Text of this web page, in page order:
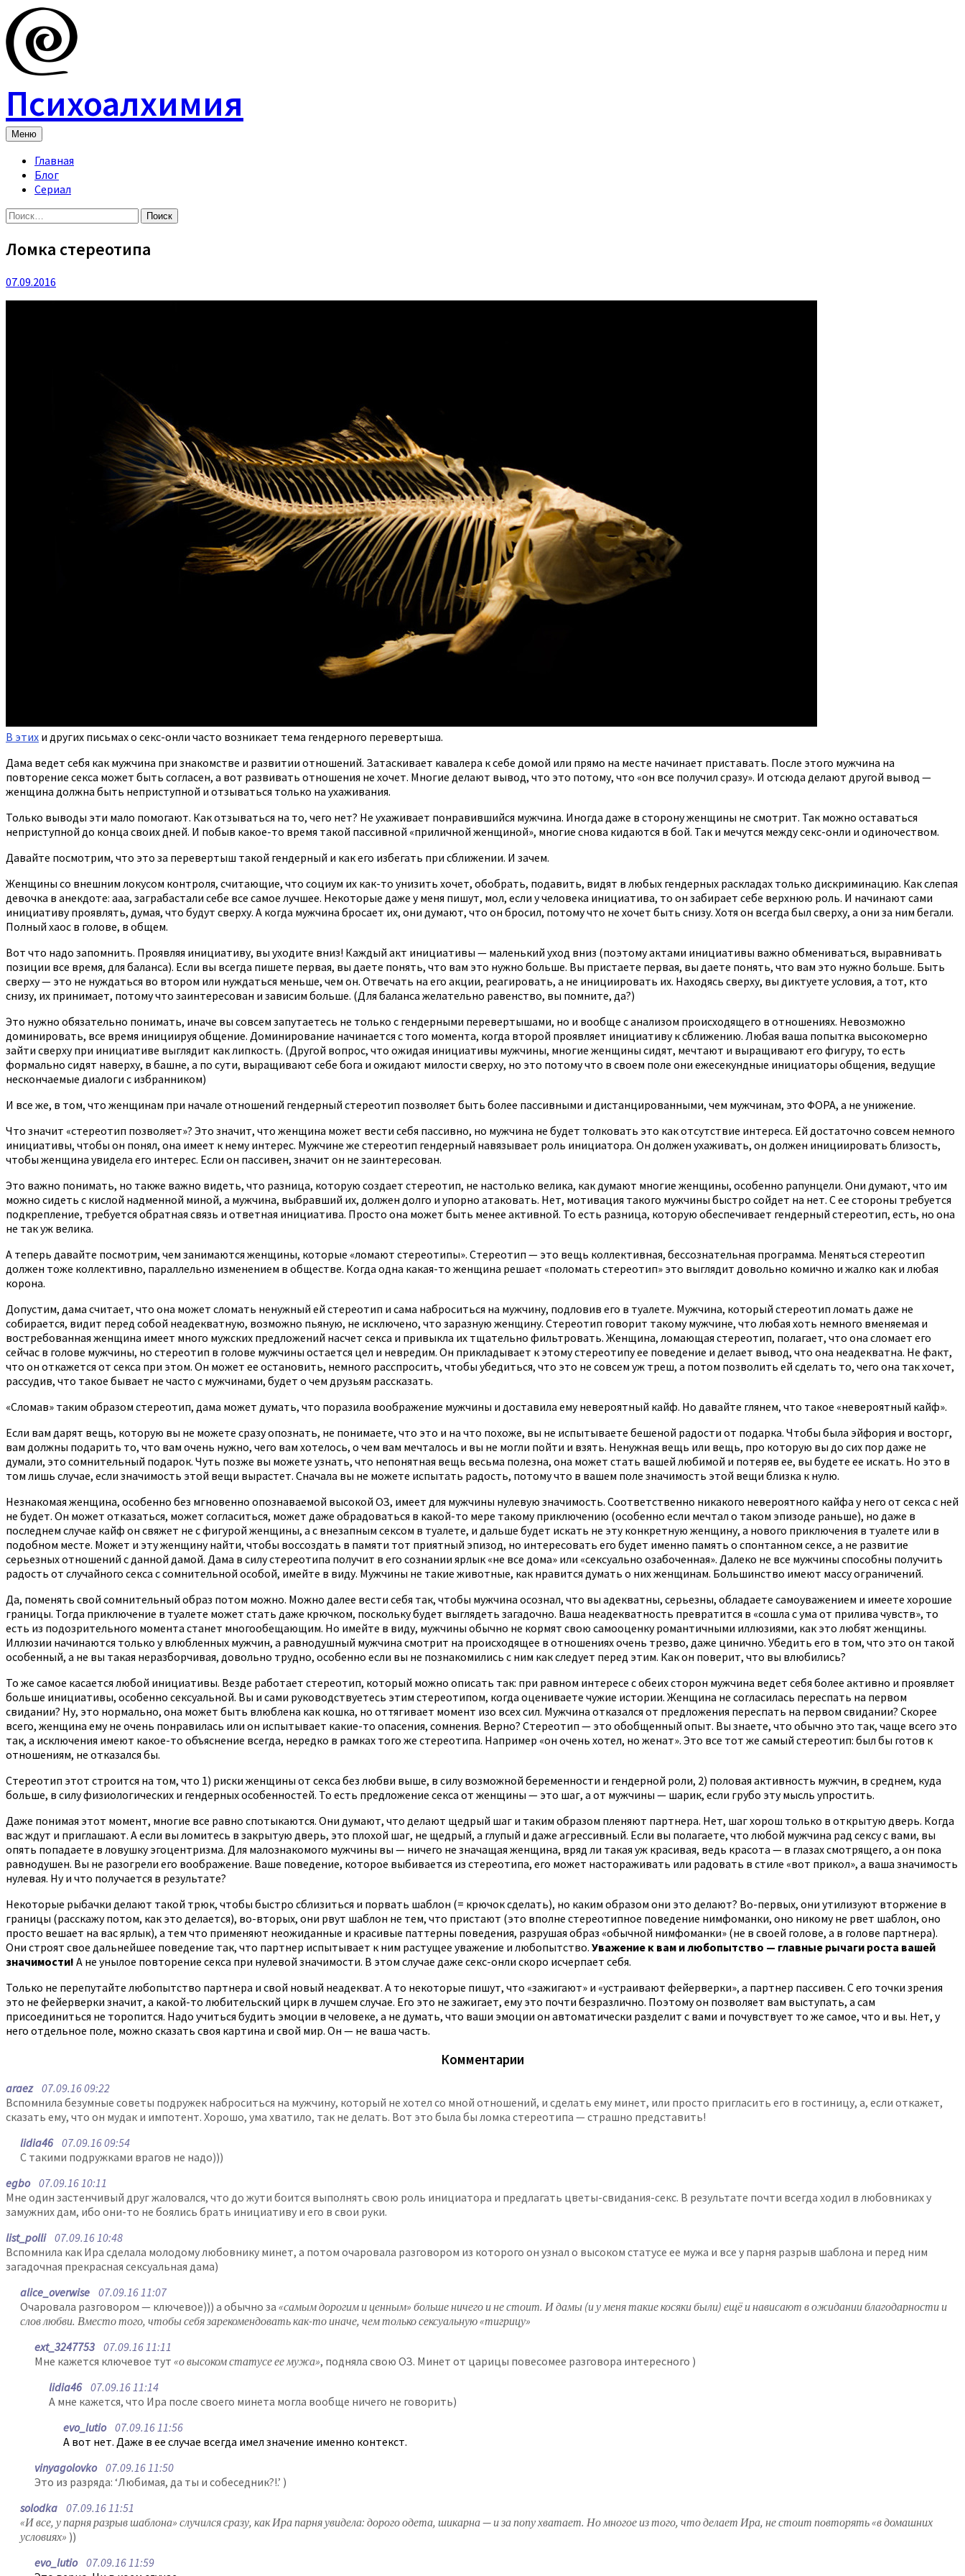
Skip
to
content
Психоалхимия
Меню
Главная
Блог
Сериал
Найти:
Ломка стереотипа
07.09.2016
В этих и других письмах о секс-онли часто возникает тема гендерного перевертыша.
Дама ведет себя как мужчина при знакомстве и развитии отношений. Затаскивает кавалера к себе домой или прямо на месте начинает приставать. После этого мужчина на
повторение секса может быть согласен, а вот развивать отношения не хочет. Многие делают вывод, что это потому, что «он все получил сразу». И отсюда делают другой вывод —
женщина должна быть неприступной и отзываться только на ухаживания.
Только выводы эти мало помогают. Как отзываться на то, чего нет? Не ухаживает понравившийся мужчина. Иногда даже в сторону женщины не смотрит. Так можно оставаться
неприступной до конца своих дней. И побыв какое-то время такой пассивной «приличной женщиной», многие снова кидаются в бой. Так и мечутся между секс-онли и одиночеством.
Давайте посмотрим, что это за перевертыш такой гендерный и как его избегать при сближении. И зачем.
Женщины со внешним локусом контроля, считающие, что социум их как-то унизить хочет, обобрать, подавить, видят в любых гендерных раскладах только дискриминацию. Как слепая
девочка в анекдоте: ааа, заграбастали себе все самое лучшее. Некоторые даже у меня пишут, мол, если у человека инициатива, то он забирает себе верхнюю роль. И начинают сами
инициативу проявлять, думая, что будут сверху. А когда мужчина бросает их, они думают, что он бросил, потому что не хочет быть снизу. Хотя он всегда был сверху, а они за ним бегали.
Полный хаос в голове, в общем.
Вот что надо запомнить. Проявляя инициативу, вы уходите вниз! Каждый акт инициативы — маленький уход вниз (поэтому актами инициативы важно обмениваться, выравнивать
позиции все время, для баланса). Если вы всегда пишете первая, вы даете понять, что вам это нужно больше. Вы пристаете первая, вы даете понять, что вам это нужно больше. Быть
сверху — это не нуждаться во втором или нуждаться меньше, чем он. Отвечать на его акции, реагировать, а не инициировать их. Находясь сверху, вы диктуете условия, а тот, кто
снизу, их принимает, потому что заинтересован и зависим больше. (Для баланса желательно равенство, вы помните, да?)
Это нужно обязательно понимать, иначе вы совсем запутаетесь не только с гендерными перевертышами, но и вообще с анализом происходящего в отношениях. Невозможно
доминировать, все время инициируя общение. Доминирование начинается с того момента, когда второй проявляет инициативу к сближению. Любая ваша попытка высокомерно
зайти сверху при инициативе выглядит как липкость. (Другой вопрос, что ожидая инициативы мужчины, многие женщины сидят, мечтают и выращивают его фигуру, то есть
формально сидят наверху, в башне, а по сути, выращивают себе бога и ожидают милости сверху, но это потому что в своем поле они ежесекундные инициаторы общения, ведущие
нескончаемые диалоги с избранником)
И все же, в том, что женщинам при начале отношений гендерный стереотип позволяет быть более пассивными и дистанцированными, чем мужчинам, это ФОРА, а не унижение.
Что значит «стереотип позволяет»? Это значит, что женщина может вести себя пассивно, но мужчина не будет толковать это как отсутствие интереса. Ей достаточно совсем немного
инициативы, чтобы он понял, она имеет к нему интерес. Мужчине же стереотип гендерный навязывает роль инициатора. Он должен ухаживать, он должен инициировать близость,
чтобы женщина увидела его интерес. Если он пассивен, значит он не заинтересован.
Это важно понимать, но также важно видеть, что разница, которую создает стереотип, не настолько велика, как думают многие женщины, особенно рапунцели. Они думают, что им
можно сидеть с кислой надменной миной, а мужчина, выбравший их, должен долго и упорно атаковать. Нет, мотивация такого мужчины быстро сойдет на нет. С ее стороны требуется
подкрепление, требуется обратная связь и ответная инициатива. Просто она может быть менее активной. То есть разница, которую обеспечивает гендерный стереотип, есть, но она
не так уж велика.
А теперь давайте посмотрим, чем занимаются женщины, которые «ломают стереотипы». Стереотип — это вещь коллективная, бессознательная программа. Меняться стереотип
должен тоже коллективно, параллельно изменением в обществе. Когда одна какая-то женщина решает «поломать стереотип» это выглядит довольно комично и жалко как и любая
корона.
Допустим, дама считает, что она может сломать ненужный ей стереотип и сама наброситься на мужчину, подловив его в туалете. Мужчина, который стереотип ломать даже не
собирается, видит перед собой неадекватную, возможно пьяную, не исключено, что заразную женщину. Стереотип говорит такому мужчине, что любая хоть немного вменяемая и
востребованная женщина имеет много мужских предложений насчет секса и привыкла их тщательно фильтровать. Женщина, ломающая стереотип, полагает, что она сломает его
сейчас в голове мужчины, но стереотип в голове мужчины остается цел и невредим. Он прикладывает к этому стереотипу ее поведение и делает вывод, что она неадекватна. Не факт,
что он откажется от секса при этом. Он может ее остановить, немного расспросить, чтобы убедиться, что это не совсем уж треш, а потом позволить ей сделать то, чего она так хочет,
рассудив, что такое бывает не часто с мужчинами, будет о чем друзьям рассказать.
«Сломав» таким образом стереотип, дама может думать, что поразила воображение мужчины и доставила ему невероятный кайф. Но давайте глянем, что такое «невероятный кайф».
Если вам дарят вещь, которую вы не можете сразу опознать, не понимаете, что это и на что похоже, вы не испытываете бешеной радости от подарка. Чтобы была эйфория и восторг,
вам должны подарить то, что вам очень нужно, чего вам хотелось, о чем вам мечталось и вы не могли пойти и взять. Ненужная вещь или вещь, про которую вы до сих пор даже не
думали, это сомнительный подарок. Чуть позже вы можете узнать, что непонятная вещь весьма полезна, она может стать вашей любимой и потеряв ее, вы будете ее искать. Но это в
том лишь случае, если значимость этой вещи вырастет. Сначала вы не можете испытать радость, потому что в вашем поле значимость этой вещи близка к нулю.
Незнакомая женщина, особенно без мгновенно опознаваемой высокой ОЗ, имеет для мужчины нулевую значимость. Соответственно никакого невероятного кайфа у него от секса с ней
не будет. Он может отказаться, может согласиться, может даже обрадоваться в какой-то мере такому приключению (особенно если мечтал о таком эпизоде раньше), но даже в
последнем случае кайф он свяжет не с фигурой женщины, а с внезапным сексом в туалете, и дальше будет искать не эту конкретную женщину, а нового приключения в туалете или в
подобном месте. Может и эту женщину найти, чтобы воссоздать в памяти тот приятный эпизод, но интересовать его будет именно память о спонтанном сексе, а не развитие
серьезных отношений с данной дамой. Дама в силу стереотипа получит в его сознании ярлык «не все дома» или «сексуально озабоченная». Далеко не все мужчины способны получить
радость от случайного секса с сомнительной особой, имейте в виду. Мужчины не такие животные, как нравится думать о них женщинам. Большинство имеют массу ограничений.
Да, поменять свой сомнительный образ потом можно. Можно далее вести себя так, чтобы мужчина осознал, что вы адекватны, серьезны, обладаете самоуважением и имеете хорошие
границы. Тогда приключение в туалете может стать даже крючком, поскольку будет выглядеть загадочно. Ваша неадекватность превратится в «сошла с ума от прилива чувств», то
есть из подозрительного момента станет многообещающим. Но имейте в виду, мужчины обычно не кормят свою самооценку романтичными иллюзиями, как это любят женщины.
Иллюзии начинаются только у влюбленных мужчин, а равнодушный мужчина смотрит на происходящее в отношениях очень трезво, даже цинично. Убедить его в том, что это он такой
особенный, а не вы такая неразборчивая, довольно трудно, особенно если вы не познакомились с ним как следует перед этим. Как он поверит, что вы влюбились?
То же самое касается любой инициативы. Везде работает стереотип, который можно описать так: при равном интересе с обеих сторон мужчина ведет себя более активно и проявляет
больше инициативы, особенно сексуальной. Вы и сами руководствуетесь этим стереотипом, когда оцениваете чужие истории. Женщина не согласилась переспать на первом
свидании? Ну, это нормально, она может быть влюблена как кошка, но оттягивает момент изо всех сил. Мужчина отказался от предложения переспать на первом свидании? Скорее
всего, женщина ему не очень понравилась или он испытывает какие-то опасения, сомнения. Верно? Стереотип — это обобщенный опыт. Вы знаете, что обычно это так, чаще всего это
так, а исключения имеют какое-то объяснение всегда, нередко в рамках того же стереотипа. Например «он очень хотел, но женат». Это все тот же самый стереотип: был бы готов к
отношениям, не отказался бы.
Стереотип этот строится на том, что 1) риски женщины от секса без любви выше, в силу возможной беременности и гендерной роли, 2) половая активность мужчин, в среднем, куда
больше, в силу физиологических и гендерных особенностей. То есть предложение секса от женщины — это шаг, а от мужчины — шарик, если грубо эту мысль упростить.
Даже понимая этот момент, многие все равно спотыкаются. Они думают, что делают щедрый шаг и таким образом пленяют партнера. Нет, шаг хорош только в открытую дверь. Когда
вас ждут и приглашают. А если вы ломитесь в закрытую дверь, это плохой шаг, не щедрый, а глупый и даже агрессивный. Если вы полагаете, что любой мужчина рад сексу с вами, вы
опять попадаете в ловушку эгоцентризма. Для малознакомого мужчины вы — ничего не значащая женщина, вряд ли такая уж красивая, ведь красота — в глазах смотрящего, а он пока
равнодушен. Вы не разогрели его воображение. Ваше поведение, которое выбивается из стереотипа, его может настораживать или радовать в стиле «вот прикол», а ваша значимость
нулевая. Ну и что получается в результате?
Некоторые рыбачки делают такой трюк, чтобы быстро сблизиться и порвать шаблон (= крючок сделать), но каким образом они это делают? Во-первых, они утилизуют вторжение в
границы (расскажу потом, как это делается), во-вторых, они рвут шаблон не тем, что пристают (это вполне стереотипное поведение нимфоманки, оно никому не рвет шаблон, оно
просто вешает на вас ярлык), а тем что применяют неожиданные и красивые паттерны поведения, разрушая образ «обычной нимфоманки» (не в своей голове, а в голове партнера).
Они строят свое дальнейшее поведение так, что партнер испытывает к ним растущее уважение и любопытство. Уважение к вам и любопытство — главные рычаги роста вашей
значимости! А не унылое повторение секса при нулевой значимости. В этом случае даже секс-онли скоро исчерпает себя.
Только не перепутайте любопытство партнера и свой новый неадекват. А то некоторые пишут, что «зажигают» и «устраивают фейерверки», а партнер пассивен. С его точки зрения
это не фейерверки значит, а какой-то любительский цирк в лучшем случае. Его это не зажигает, ему это почти безразлично. Поэтому он позволяет вам выступать, а сам
присоединиться не торопится. Надо учиться будить эмоции в человеке, а не думать, что ваши эмоции он автоматически разделит с вами и почувствует то же самое, что и вы. Нет, у
него отдельное поле, можно сказать своя картина и свой мир. Он — не ваша часть.
Комментарии
araez07.09.16 09:22
Вспомнила безумные советы подружек наброситься на мужчину, который не хотел со мной отношений, и сделать ему минет, или просто пригласить его в гостиницу, а, если откажет,
сказать ему, что он мудак и импотент. Хорошо, ума хватило, так не делать. Вот это была бы ломка стереотипа — страшно представить!
lidia4607.09.16 09:54
С такими подружками врагов не надо)))
egbo07.09.16 10:11
Мне один застенчивый друг жаловался, что до жути боится выполнять свою роль инициатора и предлагать цветы-свидания-секс. В результате почти всегда ходил в любовниках у
замужних дам, ибо они-то не боялись брать инициативу и его в свои руки.
list_polli07.09.16 10:48
Вспомнила как Ира сделала молодому любовнику минет, а потом очаровала разговором из которого он узнал о высоком статусе ее мужа и все у парня разрыв шаблона и перед ним
загадочная прекрасная сексуальная дама)
alice_overwise 07.09.16 11:07
Очаровала разговором — ключевое))) а обычно за «самым дорогим и ценным» больше ничего и не стоит. И дамы (и у меня такие косяки были) ещё и нависают в ожидании благодарности и
слов любви. Вместо того, чтобы себя зарекомендовать как-то иначе, чем только сексуальную «тигрицу»
ext_3247753 07.09.16 11:11
Мне кажется ключевое тут «о высоком статусе ее мужа», подняла свою ОЗ. Минет от царицы повесомее разговора интересного )
lidia4607.09.16 11:14
А мне кажется, что Ира после своего минета могла вообще ничего не говорить)
evo_lutio07.09.16 11:56
А вот нет. Даже в ее случае всегда имел значение именно контекст.
vinyagolovko07.09.16 11:50
Это из разряда: ‘Любимая, да ты и собеседник?!.’ )
solodka 07.09.16 11:51
«И все, у парня разрыв шаблона» случился сразу, как Ира парня увидела: дорого одета, шикарна — и за попу хватает. Но многое из того, что делает Ира, не стоит повторять «в домашних
условиях» ))
evo_lutio07.09.16 11:59